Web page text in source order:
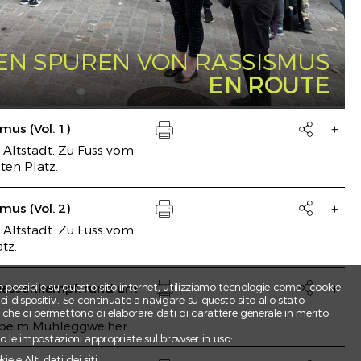
?
SPUREN VON RASSISMUS
EN ROUTE
(Vol. 1) 
Zu Fuss vom
Platz.
(Vol. 2) 
Zu Fuss vom
rund um
Drucken

Mühleggweiher
possibile su questo sito internet, utilizziamo tecnologie come i cookie
dispositivi. Se continuate a navigare su questo sito allo stato
ci permettono di elaborare dati di carattere generale in merito
le impostazioni appropriate sul browser in uso: